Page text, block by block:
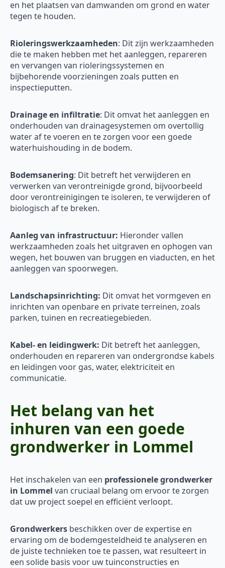
en het plaatsen van damwanden om grond en water
tegen te houden.
Rioleringswerkzaamheden: Dit zijn werkzaamheden
die te maken hebben met het aanleggen, repareren
en vervangen van rioleringssystemen en
bijbehorende voorzieningen zoals putten en
inspectieputten.
Drainage en infiltratie: Dit omvat het aanleggen en
onderhouden van drainagesystemen om overtollig
water af te voeren en te zorgen voor een goede
waterhuishouding in de bodem.
Bodemsanering: Dit betreft het verwijderen en
verwerken van verontreinigde grond, bijvoorbeeld
door verontreinigingen te isoleren, te verwijderen of
biologisch af te breken.
Aanleg van infrastructuur: Hieronder vallen
werkzaamheden zoals het uitgraven en ophogen van
wegen, het bouwen van bruggen en viaducten, en het
aanleggen van spoorwegen.
Landschapsinrichting: Dit omvat het vormgeven en
inrichten van openbare en private terreinen, zoals
parken, tuinen en recreatiegebieden.
Kabel- en leidingwerk: Dit betreft het aanleggen,
onderhouden en repareren van ondergrondse kabels
en leidingen voor gas, water, elektriciteit en
communicatie.
Het belang van het
inhuren van een goede
grondwerker in Lommel
Het inschakelen van een professionele grondwerker
in Lommel van cruciaal belang om ervoor te zorgen
dat uw project soepel en efficiënt verloopt.
Grondwerkers beschikken over de expertise en
ervaring om de bodemgesteldheid te analyseren en
de juiste technieken toe te passen, wat resulteert in
een solide basis voor uw tuinconstructies en